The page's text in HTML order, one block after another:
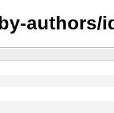
authors/